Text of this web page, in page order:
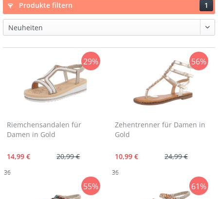
Produkte filtern 1
29%
Riemchensandalen für
Damen in Gold
20,99 €
14,99 €
36
56%
Zehentrenner für Damen in
Gold
24,99 €
10,99 €
36
55% 61%